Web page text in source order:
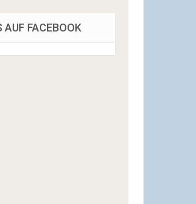
AUF FACEBOOK